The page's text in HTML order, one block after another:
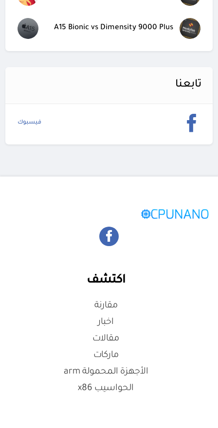
A15 Bionic vs Dimensity 9000 Plus
تابعنا
فيسبوك
اكتشف
مقارنة
اخبار
مقالات
ماركات
الأجهزة المحمولة arm
الحواسيب x86